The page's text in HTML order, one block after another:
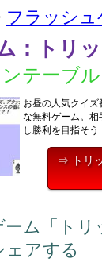
フラッシュ
：トリ
テーブ
お昼の人気クイズ
な無料ゲーム。
し勝利を目指そう
⇒ トリ
ーム「ト
ェアする